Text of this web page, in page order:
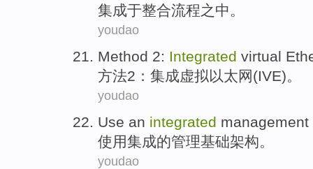
集成于整合流程之中。
youdao
Method 2: Integrated virtual
方法2 ： 集成虚拟以太网(IVE)。
youdao
Use an integrated management
使用集成的管理基础架构。
youdao